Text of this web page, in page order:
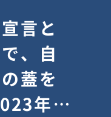
タン
裏切
”【真